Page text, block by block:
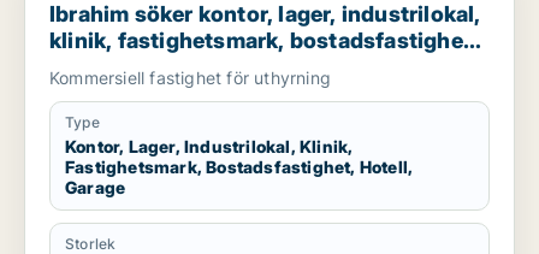
Ibrahim söker kontor, lager, industrilokal,
klinik, fastighetsmark, bostadsfastighet,
hotell eller garage till salu i Stockholms
Kommersiell fastighet för uthyrning
Type
Kontor, Lager, Industrilokal, Klinik,
Fastighetsmark, Bostadsfastighet, Hotell,
Garage
Storlek